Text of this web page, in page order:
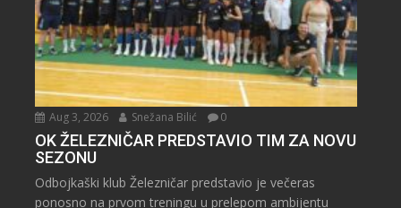
Aug 3, 2026 Snežana Bilić 0
OK ŽELEZNIČAR PREDSTAVIO TIM ZA NOVU
SEZONU
Odbojkaški klub Železničar predstavio je večeras
ponosno na prvom treningu u prelepom ambijentu